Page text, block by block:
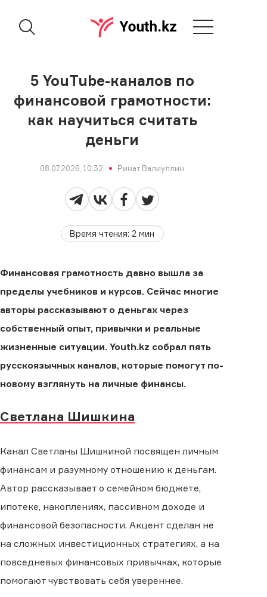
5 YouTube-каналов по
финансовой грамотности:
как научиться считать
деньги
08.07.2026, 10:32 Ринат Валиуллин
Время чтения:2 мин
Финансовая грамотность давно вышла за
пределы учебников и курсов. Сейчас многие
авторы рассказывают о деньгах через
собственный опыт, привычки и реальные
жизненные ситуации. Youth.kz собрал пять
русскоязычных каналов, которые помогут по-
новому взглянуть на личные финансы.
Светлана Шишкина
Канал Светланы Шишкиной посвящен личным
финансам и разумному отношению к деньгам.
Автор рассказывает о семейном бюджете,
ипотеке, накоплениях, пассивном доходе и
финансовой безопасности. Акцент сделан не
на сложных инвестиционных стратегиях, а на
повседневых финансовых привычках, которые
помогают чувствовать себя увереннее.